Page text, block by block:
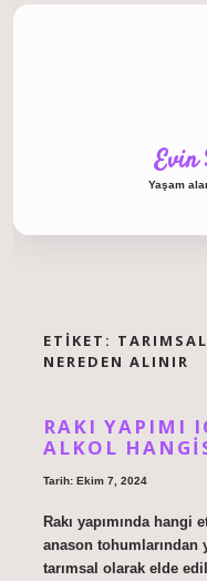
Evin
Yaşam
ETIKET:
NEREDEN ALINIR
RAKI YAPIMI
ALKOL
Tarih: Ekim 7, 2024
Rakı yapımında hangi
anason tohumlarından
tarımsal olarak elde